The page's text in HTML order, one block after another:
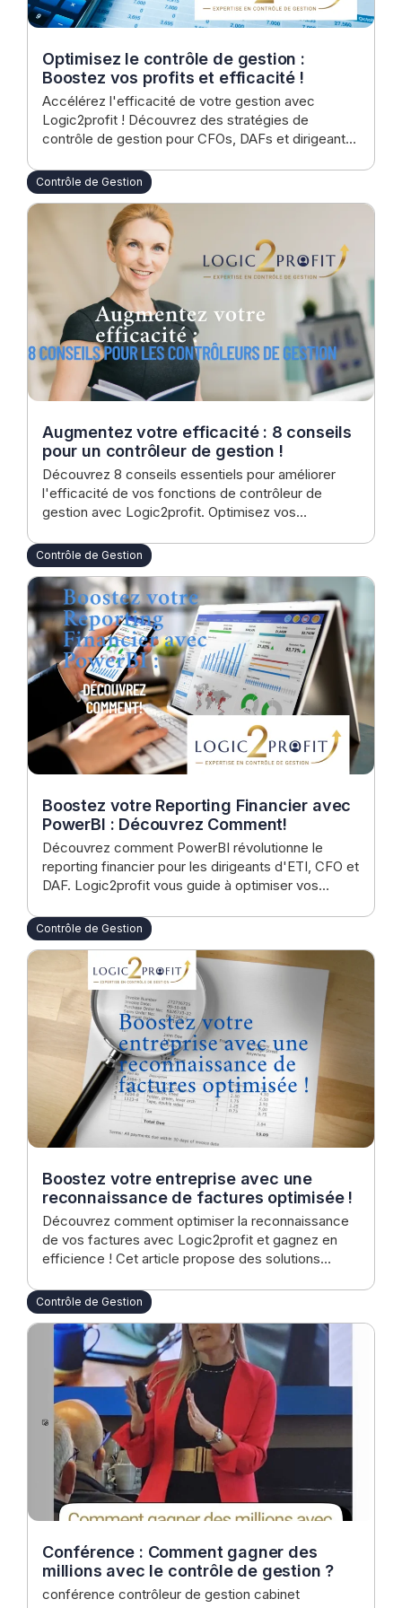
Optimisez le contrôle de gestion :
Boostez vos profits et efficacité !
Accélérez l'efficacité de votre gestion avec
Logic2profit ! Découvrez des stratégies de
contrôle de gestion pour CFOs, DAFs et dirigeants
augmenter substantiellement les profits.
Contrôle de Gestion
Augmentez votre efficacité : 8 conseils
pour un contrôleur de gestion !
Découvrez 8 conseils essentiels pour améliorer
l'efficacité de vos fonctions de contrôleur de
gestion avec Logic2profit. Optimisez vos
Contrôle de Gestion
Boostez votre Reporting Financier avec
PowerBI : Découvrez Comment!
Découvrez comment PowerBI révolutionne le
reporting financier pour les dirigeants d'ETI, CFO et
DAF. Logic2profit vous guide à optimiser vos
éclairées. Transformez données en succès dès
aujourd'hui!
Contrôle de Gestion
Boostez votre entreprise avec une
reconnaissance de factures optimisée !
Découvrez comment optimiser la reconnaissance
de vos factures avec Logic2profit et gagnez en
efficience ! Cet article propose des solutions
dirigeants d'ETI, visant à améliorer le traitement
des factures, la rapidité de paiement et la gestion
financière. Transformez votre gestion des factures
dès aujourd'hui !
Contrôle de Gestion
Conférence : Comment gagner des
millions avec le contrôle de gestion ?
conférence contrôleur de gestion cabinet